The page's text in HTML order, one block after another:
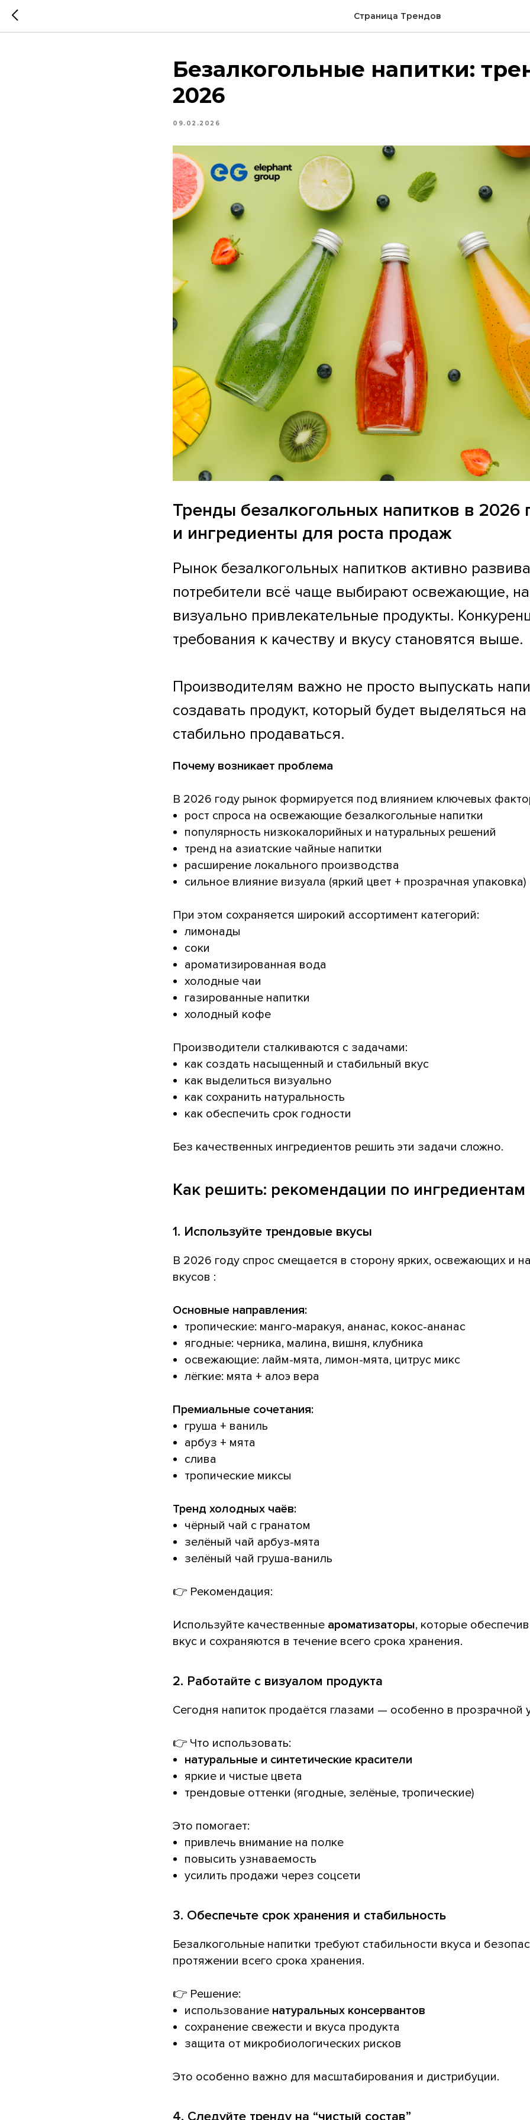
Страница Трендов
Безалкогольные напитки:
2026
09.02.2026
Тренды безалкогольных напитков в 2026
и ингредиенты для роста продаж
Рынок безалкогольных напитков активно
потребители всё чаще выбирают освежающие,
визуально привлекательные продукты.
требования к качеству и вкусу становятся выше.
Производителям важно не просто выпускать
создавать продукт, который будет выделяться
стабильно продаваться.
Почему возникает проблема
В 2026 году рынок формируется под влиянием ключевых
рост спроса на освежающие безалкогольные напитки
популярность низкокалорийных и натуральных решений
тренд на азиатские чайные напитки
расширение локального производства
сильное влияние визуала (яркий цвет + прозрачная упаковка)
При этом сохраняется широкий ассортимент категорий:
лимонады
соки
ароматизированная вода
холодные чаи
газированные напитки
холодный кофе
Производители сталкиваются с задачами:
как создать насыщенный и стабильный вкус
как выделиться визуально
как сохранить натуральность
как обеспечить срок годности
Без качественных ингредиентов решить эти задачи сложно.
Как решить: рекомендации по ингредиентам
1. Используйте трендовые вкусы
В 2026 году спрос смещается в сторону ярких, освежающих и
вкусов :
Основные направления:
тропические: манго-маракуя, ананас, кокос-ананас
ягодные: черника, малина, вишня, клубника
освежающие: лайм-мята, лимон-мята, цитрус микс
лёгкие: мята + алоэ вера
Премиальные сочетания:
груша + ваниль
арбуз + мята
слива
тропические миксы
Тренд холодных чаёв:
чёрный чай с гранатом
зелёный чай арбуз-мята
зелёный чай груша-ваниль
👉 Рекомендация:
Используйте качественные ароматизаторы, которые
вкус и сохраняются в течение всего срока хранения.
2. Работайте с визуалом продукта
Сегодня напиток продаётся глазами — особенно в прозрачной
👉 Что использовать:
натуральные и синтетические красители
яркие и чистые цвета
трендовые оттенки (ягодные, зелёные, тропические)
Это помогает:
привлечь внимание на полке
повысить узнаваемость
усилить продажи через соцсети
3. Обеспечьте срок хранения и стабильность
Безалкогольные напитки требуют стабильности вкуса и
протяжении всего срока хранения.
👉 Решение:
использование натуральных консервантов
сохранение свежести и вкуса продукта
защита от микробиологических рисков
Это особенно важно для масштабирования и дистрибуции.